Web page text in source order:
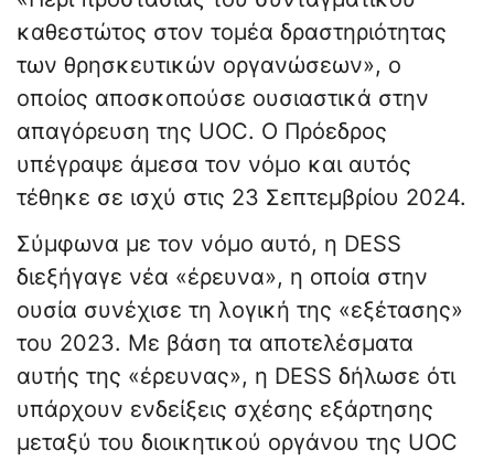
καθεστώτος στον τομέα δραστηριότητας
των θρησκευτικών οργανώσεων», ο
οποίος αποσκοπούσε ουσιαστικά στην
απαγόρευση της UOC. Ο Πρόεδρος
υπέγραψε άμεσα τον νόμο και αυτός
τέθηκε σε ισχύ στις 23 Σεπτεμβρίου 2024.
Σύμφωνα με τον νόμο αυτό, η DESS
διεξήγαγε νέα «έρευνα», η οποία στην
ουσία συνέχισε τη λογική της «εξέτασης»
του 2023. Με βάση τα αποτελέσματα
αυτής της «έρευνας», η DESS δήλωσε ότι
υπάρχουν ενδείξεις σχέσης εξάρτησης
μεταξύ του διοικητικού οργάνου της UOC